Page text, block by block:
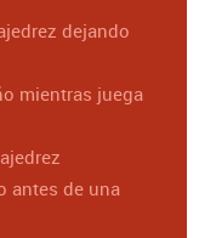
dejando
mientras juega
antes de una